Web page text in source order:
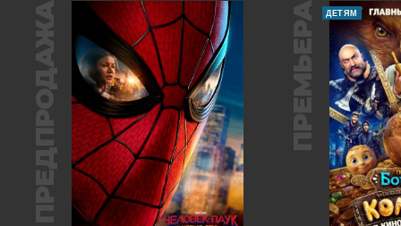
ПРЕДПРОДАЖА ПРЕМЬЕРА ДЕТЯМ